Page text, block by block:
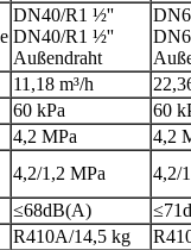
DN40/R1 ½''
DN40/R1 ½''
Außendraht
11,18 m³/h
60 kPa
60
4,2 MPa
4,2
4,2/1,2 MPa
4,2/
≤68dB(A)
R410A/14,5 kg